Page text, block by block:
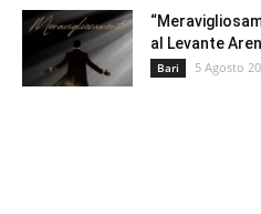
al Levante
Bari 5 Agosto